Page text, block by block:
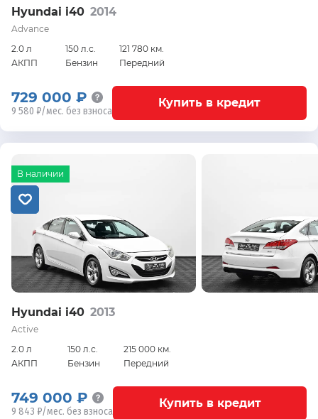
Hyundai i40 2014
Advance
2.0 л
150 л.с.
121 780 км.
АКПП
Бензин Передний
Купить в кредит
729 000 ₽
9 580 ₽/мес. без взноса
Hyundai i40 2013
Active
2.0 л
150 л.с.
215 000 км.
АКПП
Бензин Передний
В наличии
Купить в кредит
749 000 ₽
9 843 ₽/мес. без взноса